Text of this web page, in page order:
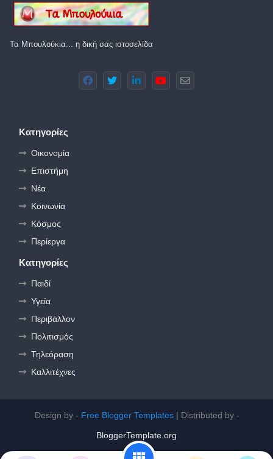
Τα Μπουλούκια... η δική σας ιστοσελίδα
Κατηγορίες
Οικονομία
Επιστήμη
Νέα
Κοινωνία
Κόσμος
Περίεργα
Κατηγορίες
Παιδί
Υγεία
Περιβάλλον
Πολιτισμός
Τηλεόραση
Καλλιτέχνες
Design by - Free Blogger Templates| Distributed by -
BloggerTemplate.org